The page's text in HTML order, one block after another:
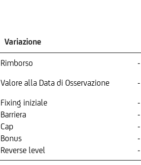
Variazione
Rimborso -
Valore alla Data di Osservazione -
Fixing iniziale
Barriera
Cap
Bonus
Reverse level
-
-
-
-
-